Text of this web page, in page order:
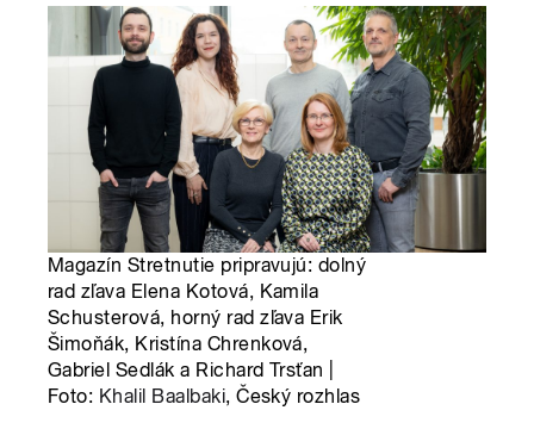
Magazín Stretnutie pripravujú: dolný
rad zľava Elena Kotová, Kamila
Schusterová, horný rad zľava Erik
Šimoňák, Kristína Chrenková,
Gabriel Sedlák a Richard Trsťan |
Foto: Khalil Baalbaki, Český rozhlas